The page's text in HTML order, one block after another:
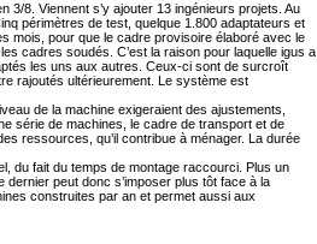
8. Viennent s’y ajouter 13 ingénieurs projets. Au
périmètres de test, quelque 1.800 adaptateurs et
mois, pour que le cadre provisoire élaboré avec le
cadres soudés. C’est la raison pour laquelle igus a
les uns aux autres. Ceux-ci sont de surcroît
rajoutés ultérieurement. Le système est
de la machine exigeraient des ajustements,
série de machines, le cadre de transport et de
ressources, qu’il contribue à ménager. La durée
du fait du temps de montage raccourci. Plus un
peut donc s’imposer plus tôt face à la
construites par an et permet aussi aux